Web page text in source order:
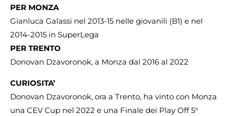
PER MONZA
Gianluca Galassi nel 2013-15 nelle giovanili (B1) e nel
2014-2015 in SuperLega
PER TRENTO
Donovan Dzavoronok, a Monza dal 2016 al 2022
CURIOSITA’
Donovan Dzavoronok, ora a Trento, ha vinto con Monza
una CEV Cup nel 2022 e una Finale dei Play Off 5°